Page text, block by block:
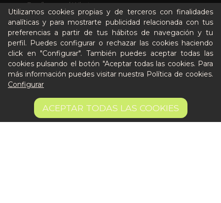
9,50 € AÑADIR A LA CESTA
Utilizamos cookies propias y de terceros con finalidades
analíticas y para mostrarte publicidad relacionada con tus
preferencias a partir de tus hábitos de navegación y tu
perfil. Puedes configurar o rechazar las cookies haciendo
click en "Configurar". También puedes aceptar todas las
cookies pulsando el botón "Aceptar todas las cookies. Para
más información puedes visitar nuestra Política de cookies.
Configurar
ACEPTAR TODAS LAS COOKIES
Escríbenos al Whatsapp
Escríbenos al correo
De lunes a viernes de 8:30 a 14:00
Quiero ser partner de Peter